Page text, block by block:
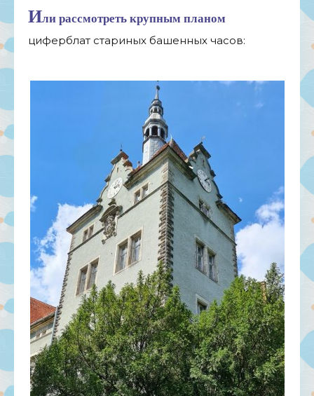
Или рассмотреть крупным планом
циферблат стариных башенных часов: